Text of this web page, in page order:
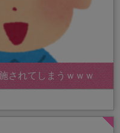
されてしまうｗｗｗ